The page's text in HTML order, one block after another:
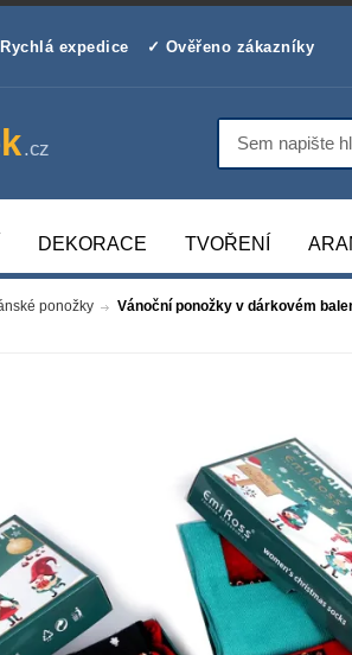
expedice ✓ Ověřeno zákazníky
DEKORACE TVOŘENÍ
ponožky Vánoční ponožky v dárkovém